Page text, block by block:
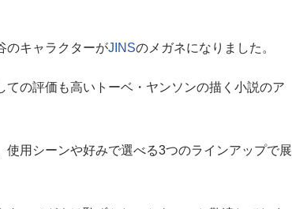
のキャラクターがJINSのメガネになりました。
の評価も高いトーベ・ヤンソンの描く小説のア
使用シーンや好みで選べる3つのラインアップで展